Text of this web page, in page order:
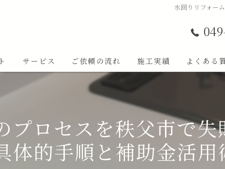
水回りリフォー
サービス ご依頼の流れ 施工実績 よくある
プロセスを秩父市で
体的手順と補助金活用